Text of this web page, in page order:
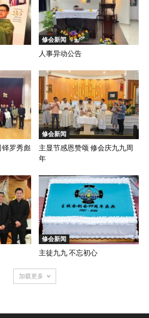
修会新闻
人事异动公告
铎罗秀彪
修会新闻
主显节感恩赞颂 修会庆九九周
年
修会新闻
主徒九九 不忘初心
加载更多